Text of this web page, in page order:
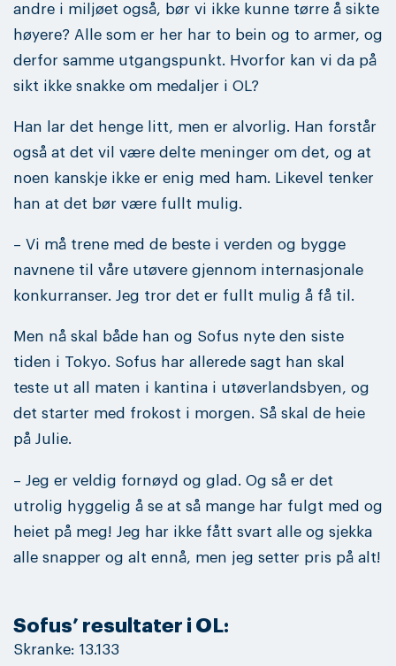
andre i miljøet også, bør vi ikke kunne tørre å sikte
høyere? Alle som er her har to bein og to armer, og
derfor samme utgangspunkt. Hvorfor kan vi da på
sikt ikke snakke om medaljer i OL?
Han lar det henge litt, men er alvorlig. Han forstår
også at det vil være delte meninger om det, og at
noen kanskje ikke er enig med ham. Likevel tenker
han at det bør være fullt mulig.
– Vi må trene med de beste i verden og bygge
navnene til våre utøvere gjennom internasjonale
konkurranser. Jeg tror det er fullt mulig å få til.
Men nå skal både han og Sofus nyte den siste
tiden i Tokyo. Sofus har allerede sagt han skal
teste ut all maten i kantina i utøverlandsbyen, og
det starter med frokost i morgen. Så skal de heie
på Julie.
– Jeg er veldig fornøyd og glad. Og så er det
utrolig hyggelig å se at så mange har fulgt med og
heiet på meg! Jeg har ikke fått svart alle og sjekka
alle snapper og alt ennå, men jeg setter pris på alt!
Sofus’ resultater i OL:
Skranke: 13.133